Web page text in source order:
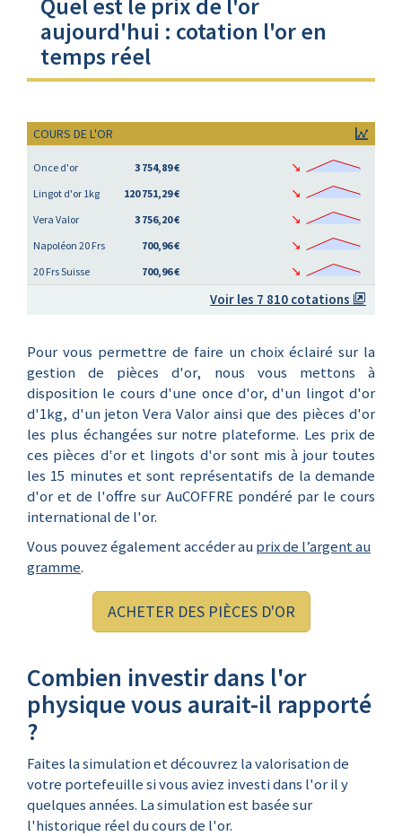
aujourd'hui : cotation l'or en
temps réel
COURS DE L'OR
Once d'or 3 754,89 € ↘
Lingot d'or 1kg 120 751,29 € ↘
Vera Valor 3 756,20 € ↘
Napoléon 20 Frs 700,96 € ↘
20 Frs Suisse 700,96 € ↘
Voir les 7 810 cotations
Pour vous permettre de faire un choix éclairé sur la
gestion de pièces d'or, nous vous mettons à
disposition le cours d'une once d'or, d'un lingot d'or
d'1kg, d'un jeton Vera Valor ainsi que des pièces d'or
les plus échangées sur notre plateforme. Les prix de
ces pièces d'or et lingots d'or sont mis à jour toutes
les 15 minutes et sont représentatifs de la demande
d'or et de l'offre sur AuCOFFRE pondéré par le cours
international de l'or.
Vous pouvez également accéder auprix de l’argent au
gramme.
ACHETER DES PIÈCES D'OR
Combien investir dans l'or
physique vous aurait-il rapporté
?
Faites la simulation et découvrez la valorisation de
votre portefeuille si vous aviez investi dans l'or il y
quelques années. La simulation est basée sur
l'historique réel du cours de l'or.